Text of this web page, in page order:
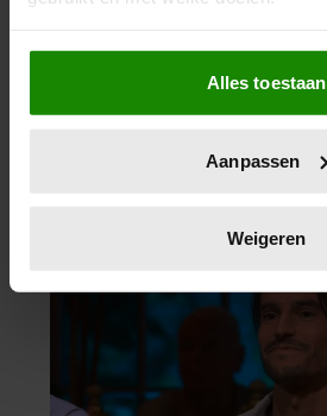
Als u het toestaat, willen we ook
Informatie verzamelen over
locatie, die tot een paar meter
scannen op specifieke
verwerkt en stel uw voorkeuren in
intrekken in de Cookieverklaring.
We gebruiken cookies om content
personaliseren, om functies voor
en om ons websiteverkeer te
Alles toestaan
Aanpassen
Weigeren